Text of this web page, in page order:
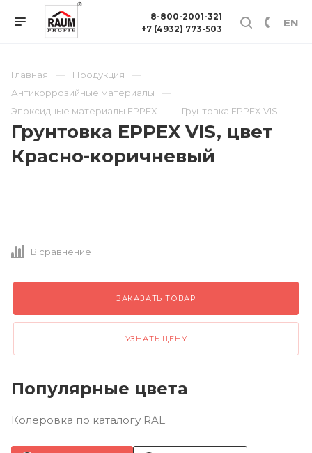
EN
8-800-2001-321
+7 (4932) 773-503
Главная
Продукция
Антикоррозийные материалы
Эпоксидные материалы EPPEX
Грунтовка EPPEX VIS
Грунтовка EPPEX VIS, цвет
Красно-коричневый
В сравнение
ЗАКАЗАТЬ ТОВАР
УЗНАТЬ ЦЕНУ
Популярные цвета
Колеровка по каталогу RAL.